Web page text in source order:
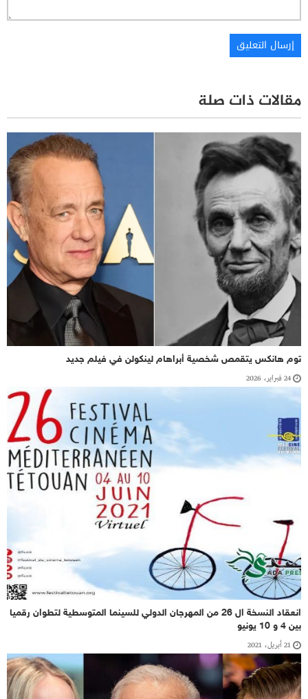
مقالات ذات صلة
توم هانكس يتقمص شخصية أبراهام لينكولن في فيلم جديد
24 فبراير، 2026
انعقاد النسخة ال 26 من المهرجان الدولي للسينما المتوسطية لتطوان رقميا
بين 4 و 10 يونيو
21 أبريل، 2021